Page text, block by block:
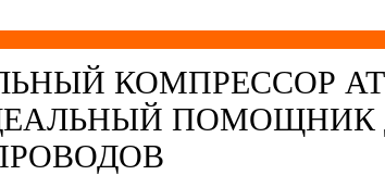
КОМПРЕССОР
ПОМОЩНИК